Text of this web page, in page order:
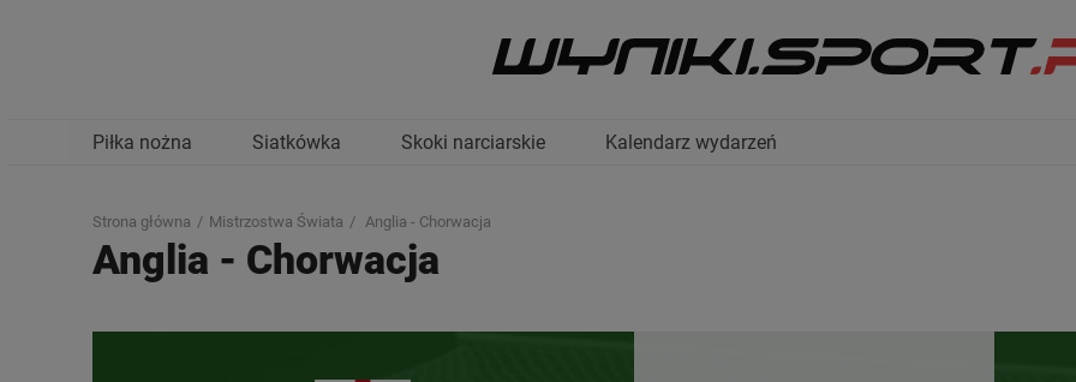
Piłka nożna Siatkówka Skoki narciarskie Kalendarz wydarzeń
Strona główna Mistrzostwa Świata Anglia - Chorwacja
Anglia - Chorwacja